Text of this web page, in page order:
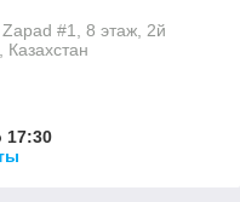
#1, 8 этаж, 2й
17:30